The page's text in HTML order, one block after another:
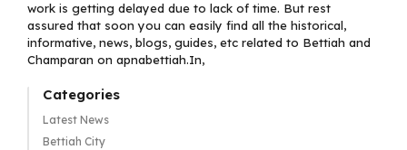
work is getting delayed due to lack of time. But rest
assured that soon you can easily find all the historical,
informative, news, blogs, guides, etc related to Bettiah and
Champaran on apnabettiah.In,
Categories
Latest News
Bettiah City